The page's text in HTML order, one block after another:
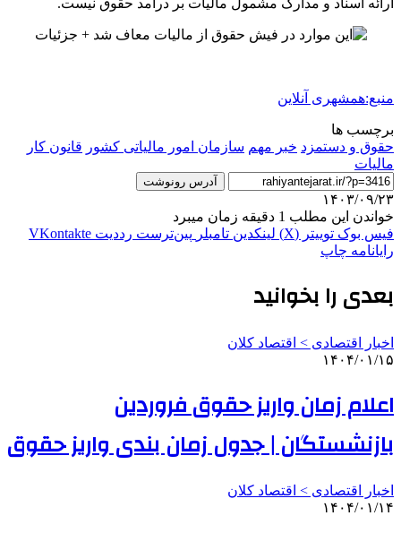
منبع:همشهری آنلاین
برچسب ها
حقوق و دستمزد خبر مهم سازمان امور مالیاتی کشور قانون کار
مالیات
آدرس رونوشت
۱۴۰۳/۰۹/۲۳
خواندن این مطلب 1 دقیقه زمان میبرد
فیس بوک توییتر (X) لینکدین ‫تامبلر ‫پین‌ترست ‫رددیت ‫VKontakte
رایانامه چاپ
بعدی را بخوانید
اخبار اقتصادی > اقتصاد كلان
۱۴۰۴/۰۱/۱۵
اعلام زمان واریز حقوق فروردین
بازنشستگان | جدول زمان بندی واریز حقوق
اخبار اقتصادی > اقتصاد كلان
۱۴۰۴/۰۱/۱۴